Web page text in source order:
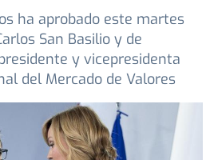
ha aprobado este martes
San Basilio y de
y vicepresidenta
del Mercado de Valores